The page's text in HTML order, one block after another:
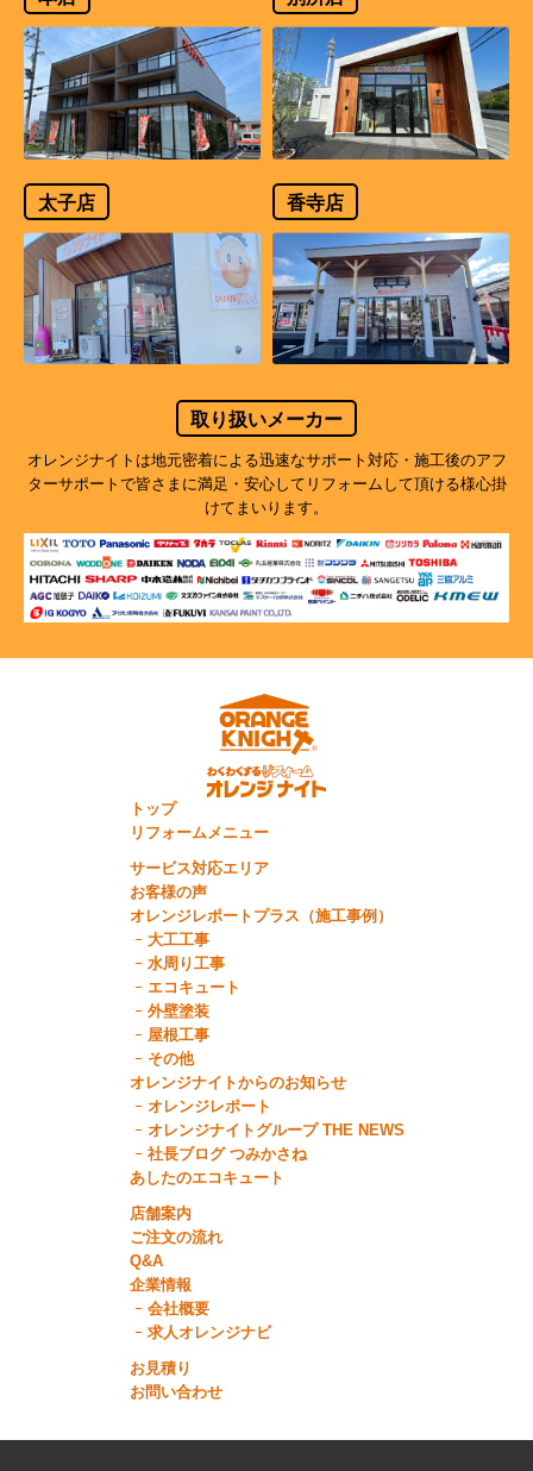
太子店 香寺店
取り扱いメーカー
オレンジナイトは地元密着による迅速なサポート対応・施工後のアフ
ターサポートで皆さまに満足・安心してリフォームして頂ける様心掛
けてまいります。
トップ
リフォームメニュー
サービス対応エリア
お客様の声
オレンジレポートプラス（施工事例）
大工工事
水周り工事
エコキュート
外壁塗装
屋根工事
その他
オレンジナイトからのお知らせ
オレンジレポート
オレンジナイトグループ THE NEWS
社長ブログ つみかさね
あしたのエコキュート
店舗案内
ご注文の流れ
Q&A
企業情報
会社概要
求人オレンジナビ
お見積り
お問い合わせ